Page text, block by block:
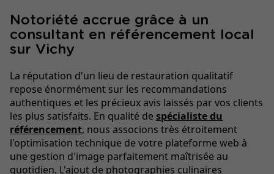
Notoriété accrue grâce à un
consultant en référencement local
sur Vichy
La réputation d'un lieu de restauration qualitatif
repose énormément sur les recommandations
authentiques et les précieux avis laissés par vos clients
les plus satisfaits. En qualité de spécialiste du
référencement, nous associons très étroitement
l'optimisation technique de votre plateforme web à
une gestion d'image parfaitement maîtrisée au
quotidien. L'ajout de photographies culinaires